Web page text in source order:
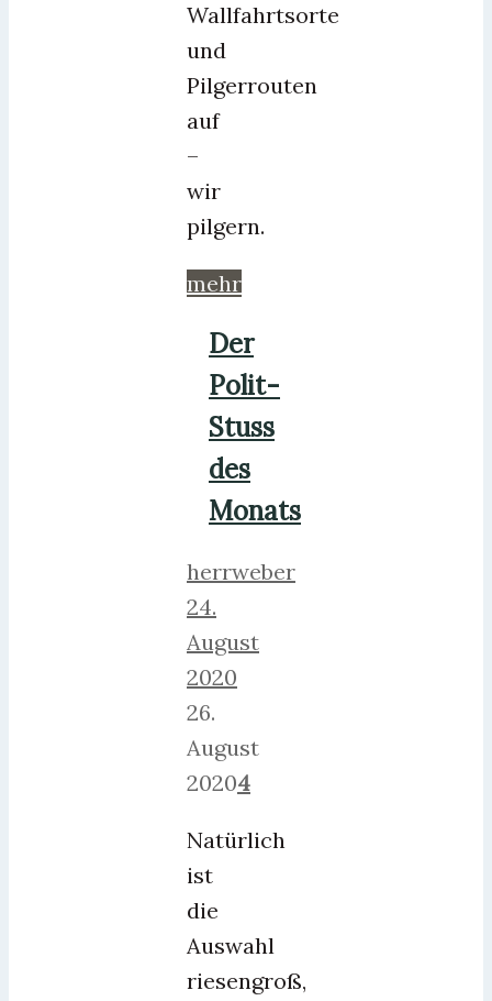
Wallfahrtsorte
und
Pilgerrouten
auf
–
wir
pilgern.
mehr
Der
Polit-
Stuss
des
Monats
herrweber
24.
August
2020
26.
August
20204
Natürlich
ist
die
Auswahl
riesengroß,